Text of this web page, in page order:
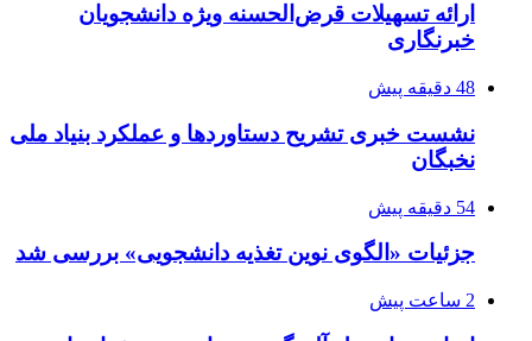
ارائه تسهیلات قرض‌الحسنه ویژه دانشجویان
خبرنگاری
48 دقیقه پیش
نشست خبری تشریح دستاوردها و عملکرد بنیاد ملی
نخبگان
54 دقیقه پیش
جزئیات «الگوی نوین تغذیه دانشجویی» بررسی شد
2 ساعت پیش